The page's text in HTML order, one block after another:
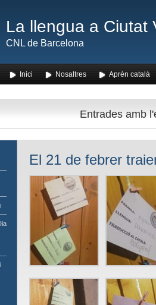
La llengua a Ciutat
CNL de Barcelona
Inici Nosaltres Aprèn català
Entrades amb
El 21 de febrer